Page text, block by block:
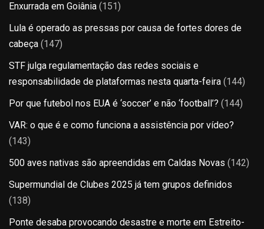
Enxurrada em Goiânia (151)
Lula é operado as pressas por causa de fortes dores de
cabeça (147)
STF julga regulamentação das redes sociais e
responsabilidade de plataformas nesta quarta-feira (144)
Por que futebol nos EUA é ‘soccer’ e não ‘football’? (144)
VAR: o que é e como funciona a assistência por vídeo?
(143)
500 aves nativas são apreendidas em Caldas Novas (142)
Supermundial de Clubes 2025 já tem grupos definidos
(138)
Ponte desaba provocando desastre e morte em Estreito-